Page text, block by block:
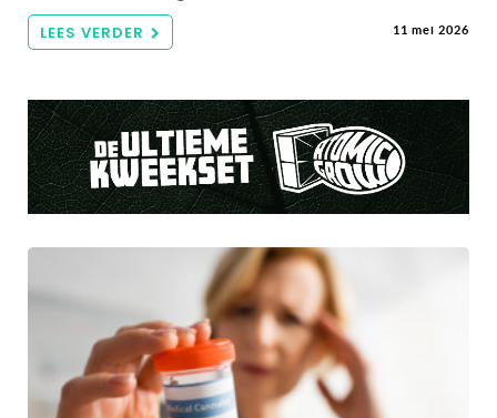
LEES VERDER 11 mei 2026